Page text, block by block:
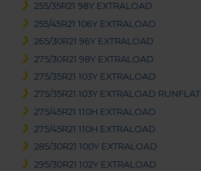
255/35R21 98Y EXTRALOAD
255/45R21 106Y EXTRALOAD
265/30R21 96Y EXTRALOAD
275/30R21 98Y EXTRALOAD
275/35R21 103Y EXTRALOAD
275/35R21 103Y EXTRALOAD RUNFLAT
275/45R21 110H EXTRALOAD
275/45R21 110H EXTRALOAD
285/30R21 100Y EXTRALOAD
295/30R21 102Y EXTRALOAD